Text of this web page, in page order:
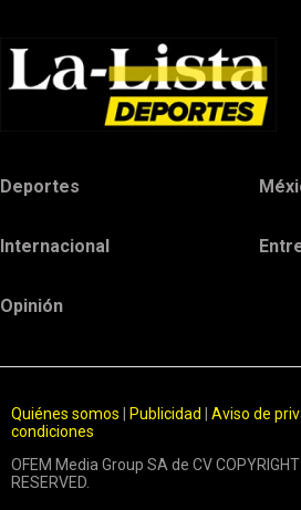
Deportes
Internacional
Opinión
Quiénes somos Publicidad Aviso de
condiciones
OFEM Media Group SA de CV
RESERVED.